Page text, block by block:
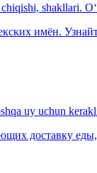
shakllari.
имён.
uy uchun
доставку